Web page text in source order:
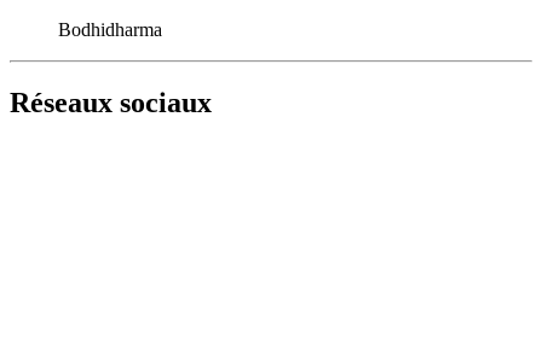
Bodhidharma
Réseaux sociaux